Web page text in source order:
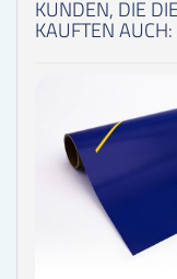
KUNDEN, DIE
KAUFTEN AUCH: